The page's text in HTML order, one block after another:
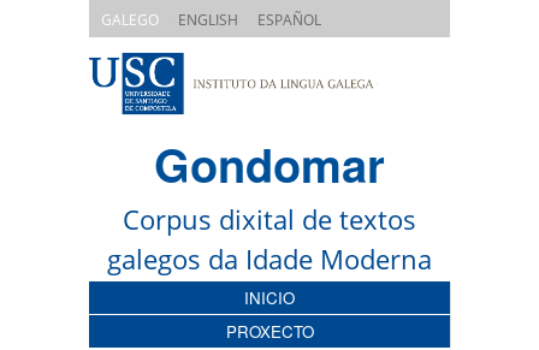
GALEGO ENGLISH ESPAÑOL
Gondomar
Corpus dixital de textos
galegos da Idade Moderna
INICIO
PROXECTO